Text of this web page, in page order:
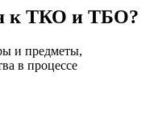
к ТКО и ТБО?
и предметы,
в процессе